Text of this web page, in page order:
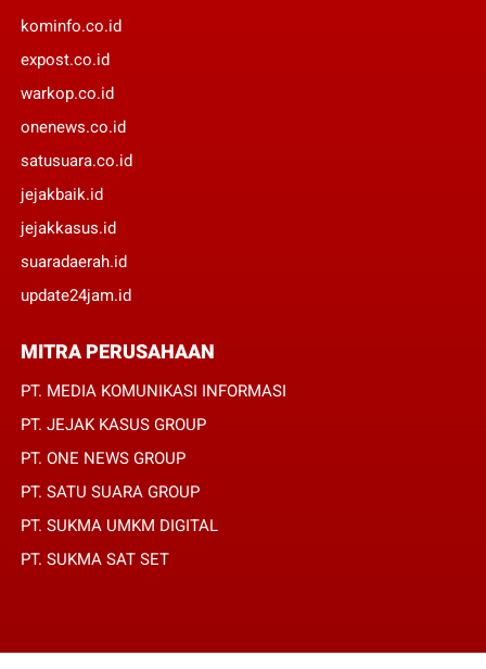
kominfo.co.id
expost.co.id
warkop.co.id
onenews.co.id
satusuara.co.id
jejakbaik.id
jejakkasus.id
suaradaerah.id
update24jam.id
MITRA PERUSAHAAN
PT. MEDIA KOMUNIKASI INFORMASI
PT. JEJAK KASUS GROUP
PT. ONE NEWS GROUP
PT. SATU SUARA GROUP
PT. SUKMA UMKM DIGITAL
PT. SUKMA SAT SET